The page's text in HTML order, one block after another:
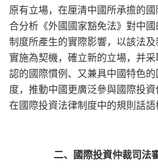
原有立場，在厘清中國所承擔的
合分析《外國國家豁免法》對中
制度所產生的實際影響，以該法
實施為契機，確立新的立場，并
認的國際慣例、又兼具中國特色
度，推動中國更廣泛參與國際投
在國際投資法律制度中的規則話語
二、國際投資仲裁司法